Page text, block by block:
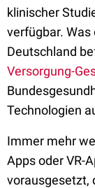
klinischer
verfügbar.
Deutschland
Versorgung-
Technologien
Immer mehr
Apps oder VR-
vorausgesetzt,